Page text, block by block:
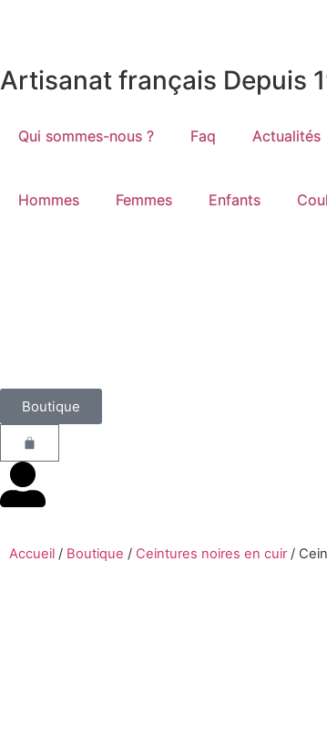
Artisanat français Depuis
Qui sommes-nous ? Faq Actualités
Hommes Femmes Enfants
Boutique
Accueil / Boutique / Ceintures noires en cuir/